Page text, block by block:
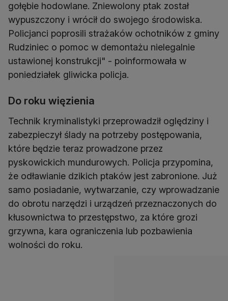
gołębie hodowlane. Zniewolony ptak został
wypuszczony i wrócił do swojego środowiska.
Policjanci poprosili strażaków ochotników z gminy
Rudziniec o pomoc w demontażu nielegalnie
ustawionej konstrukcji" - poinformowała w
poniedziałek gliwicka policja.
Do roku więzienia
Technik kryminalistyki przeprowadził oględziny i
zabezpieczył ślady na potrzeby postępowania,
które będzie teraz prowadzone przez
pyskowickich mundurowych. Policja przypomina,
że odławianie dzikich ptaków jest zabronione. Już
samo posiadanie, wytwarzanie, czy wprowadzanie
do obrotu narzędzi i urządzeń przeznaczonych do
kłusownictwa to przestępstwo, za które grozi
grzywna, kara ograniczenia lub pozbawienia
wolności do roku.